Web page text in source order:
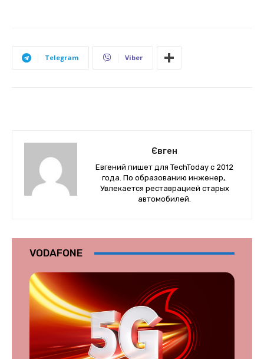
Telegram Viber
Євген
Евгений пишет для TechToday с 2012
года. По образованию инженер,.
Увлекается реставрацией старых
автомобилей.
VODAFONE